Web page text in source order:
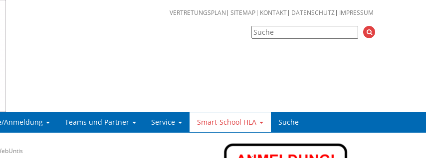
VERTRETUNGSPLAN SITEMAP KONTAKT DATENSCHUTZ IMPRESSUM
Anmeldung Teams und Partner Service Smart-School HLA Suche